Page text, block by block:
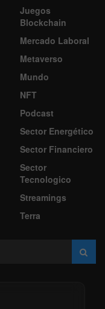
Juegos
Blockchain
Mercado Laboral
Metaverso
Mundo
NFT
Podcast
Sector Energético
Sector Financiero
Sector
Tecnologico
Streamings
Terra